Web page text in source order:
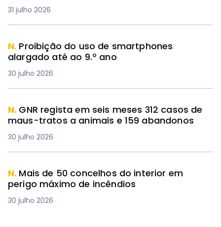
31 julho 2026
N. Proibição do uso de smartphones
alargado até ao 9.º ano
30 julho 2026
N. GNR regista em seis meses 312 casos de
maus-tratos a animais e 159 abandonos
30 julho 2026
N. Mais de 50 concelhos do interior em
perigo máximo de incêndios
30 julho 2026